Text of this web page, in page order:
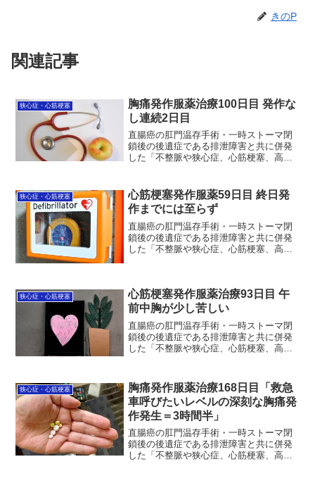
きのP
関連記事
狭心症・心筋梗塞
胸痛発作服薬治療100日目 発作な
し連続2日目
直腸癌の肛門温存手術・一時ストーマ閉
鎖後の後遺症である排泄障害と共に併発
した「不整脈や狭心症、心筋梗塞、高血
日に続きナッシング。連続2日目がそれほ
ど珍しいんかい？珍...
狭心症・心筋梗塞
心筋梗塞発作服薬59日目 終日発
作までには至らず
直腸癌の肛門温存手術・一時ストーマ閉
鎖後の後遺症である排泄障害と共に併発
した「不整脈や狭心症、心筋梗塞、高血
の頻便トイレ7回目...
狭心症・心筋梗塞
心筋梗塞発作服薬治療93日目 午
前中胸が少し苦しい
直腸癌の肛門温存手術・一時ストーマ閉
鎖後の後遺症である排泄障害と共に併発
した「不整脈や狭心症、心筋梗塞、高血
が起床後より頻繁に胸が苦しくなる。呼
吸ではなくあくまで胸痛...
狭心症・心筋梗塞
胸痛発作服薬治療168日目「救急
車呼びたいレベルの深刻な胸痛発
作発生＝3時間半」
直腸癌の肛門温存手術・一時ストーマ閉
鎖後の後遺症である排泄障害と共に併発
した「不整脈や狭心症、心筋梗塞、高血